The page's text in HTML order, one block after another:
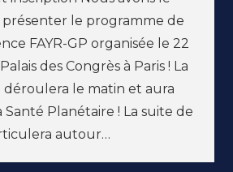
présenter le programme de
FAYR-GP organisée le 22
des Congrès à Paris ! La
déroulera le matin et aura
Planétaire ! La suite de
autour…